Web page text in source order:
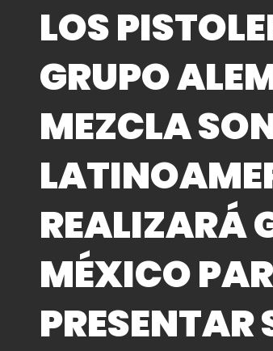
LOS
GRUPO
MEZCLA
REALIZARÁ
MÉXICO
PRESENTAR